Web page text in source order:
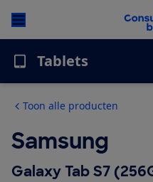
Tablets
Toon alle producten
Samsung
Galaxy Tab S7